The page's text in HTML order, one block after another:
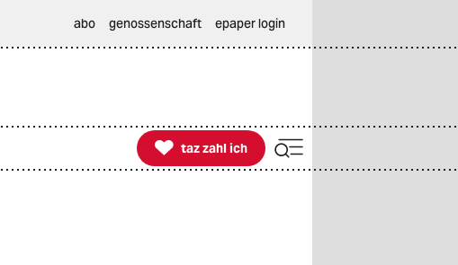
abo genossenschaft epaper login

taz zahl ich
taz zahl ich